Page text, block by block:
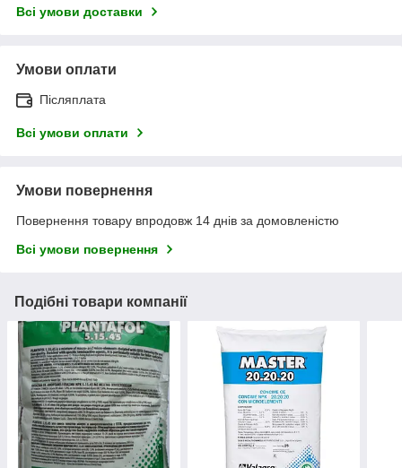
Всі умови доставки
Умови оплати
Післяплата
Всі умови оплати
Умови повернення
Повернення товару впродовж 14 днів за домовленістю
Всі умови повернення
Подібні товари компанії